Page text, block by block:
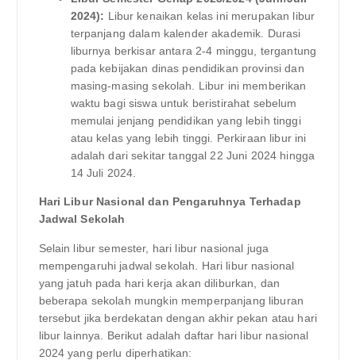
2024): Libur kenaikan kelas ini merupakan libur
terpanjang dalam kalender akademik. Durasi
liburnya berkisar antara 2-4 minggu, tergantung
pada kebijakan dinas pendidikan provinsi dan
masing-masing sekolah. Libur ini memberikan
waktu bagi siswa untuk beristirahat sebelum
memulai jenjang pendidikan yang lebih tinggi
atau kelas yang lebih tinggi. Perkiraan libur ini
adalah dari sekitar tanggal 22 Juni 2024 hingga
14 Juli 2024.
Hari Libur Nasional dan Pengaruhnya Terhadap
Jadwal Sekolah
Selain libur semester, hari libur nasional juga
mempengaruhi jadwal sekolah. Hari libur nasional
yang jatuh pada hari kerja akan diliburkan, dan
beberapa sekolah mungkin memperpanjang liburan
tersebut jika berdekatan dengan akhir pekan atau hari
libur lainnya. Berikut adalah daftar hari libur nasional
2024 yang perlu diperhatikan: